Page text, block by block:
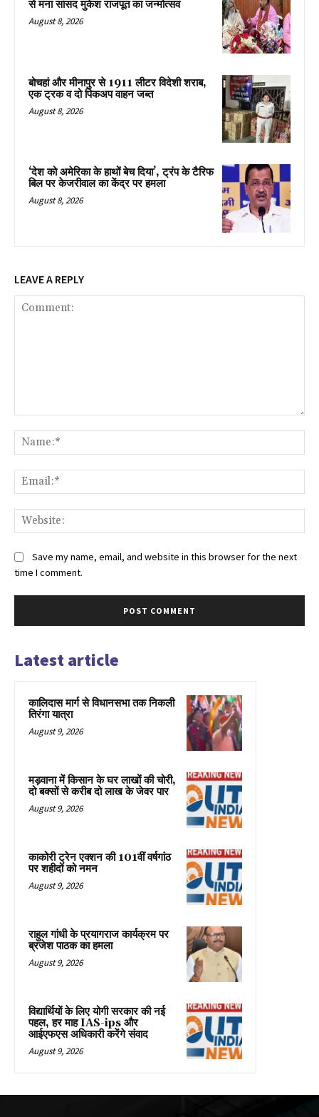
से मना सांसद मुकेश राजपूत का जन्मोत्सव
August 8, 2026
बोचहां और मीनापुर से 1911 लीटर विदेशी शराब,
एक ट्रक व दो पिकअप वाहन जब्त
August 8, 2026
‘देश को अमेरिका के हाथों बेच दिया’, ट्रंप के टैरिफ
बिल पर केजरीवाल का केंद्र पर हमला
August 8, 2026
LEAVE A REPLY
Save my name, email, and website in this browser for the next
time I comment.
Latest article
कालिदास मार्ग से विधानसभा तक निकली
तिरंगा यात्रा
August 9, 2026
मड़वाना में किसान के घर लाखों की चोरी,
दो बक्सों से करीब दो लाख के जेवर पार
August 9, 2026
काकोरी ट्रेन एक्शन की 101वीं वर्षगांठ
पर शहीदों को नमन
August 9, 2026
राहुल गांधी के प्रयागराज कार्यक्रम पर
ब्रजेश पाठक का हमला
August 9, 2026
विद्यार्थियों के लिए योगी सरकार की नई
पहल, हर माह IAS-ips और
आईएफएस अधिकारी करेंगे संवाद
August 9, 2026